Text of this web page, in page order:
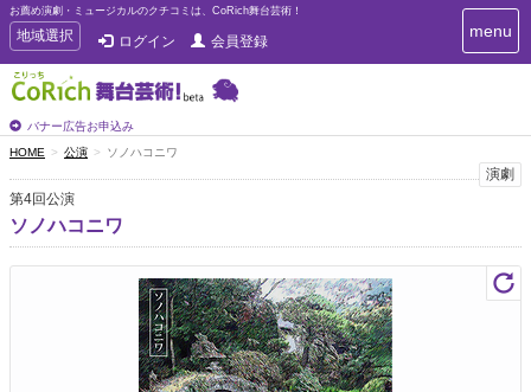
お薦め演劇・ミュージカルのクチコミは、CoRich舞台芸術！
T
o
g
g
e
n
a
v
g
地域選択 ログイン 会員登録
バナー広告お申込み
T
o
i
g
menu
HOME 公演 ソノハコニワ
演劇
第4回公演
ソノハコニワ